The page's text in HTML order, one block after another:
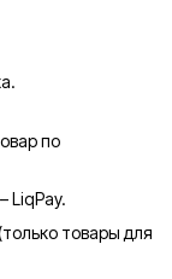
по
LiqPay.
товары для